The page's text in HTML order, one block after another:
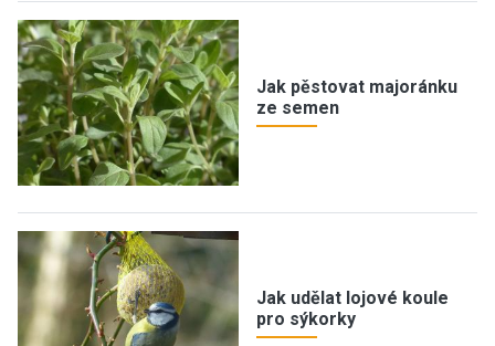
Jak pěstovat majoránku
ze semen
Jak udělat lojové koule
pro sýkorky